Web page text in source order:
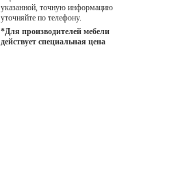
указанной, точную информацию
уточняйте по телефону.
*Для производителей мебели
действует специальная цена